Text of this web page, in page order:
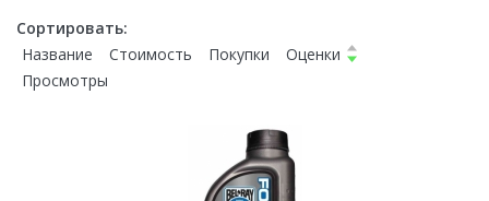
Сортировать:
Название
Стоимость Покупки
Оценки
Просмотры